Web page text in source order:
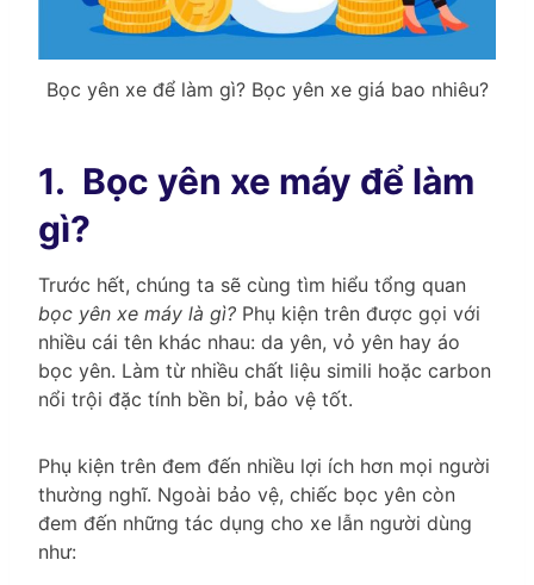
Bọc yên xe để làm gì? Bọc yên xe giá bao nhiêu?
1. Bọc yên xe máy để làm
gì?
Trước hết, chúng ta sẽ cùng tìm hiểu tổng quan
bọc yên xe máy là gì? Phụ kiện trên được gọi với
nhiều cái tên khác nhau: da yên, vỏ yên hay áo
bọc yên. Làm từ nhiều chất liệu simili hoặc carbon
nổi trội đặc tính bền bỉ, bảo vệ tốt.
Phụ kiện trên đem đến nhiều lợi ích hơn mọi người
thường nghĩ. Ngoài bảo vệ, chiếc bọc yên còn
đem đến những tác dụng cho xe lẫn người dùng
như: